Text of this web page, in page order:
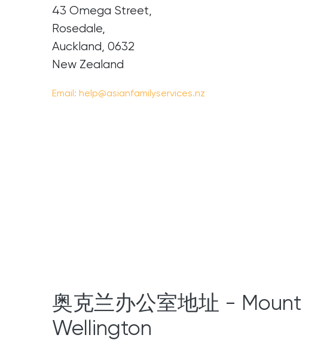
43 Omega Street,
​Rosedale,
Auckland, 0632
New Zealand
Email: help@asianfamilyservices.nz
奥克兰办公室地址 - Mount
Wellington